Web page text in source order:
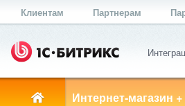
Клиентам Партнерам
Интернет-магазин